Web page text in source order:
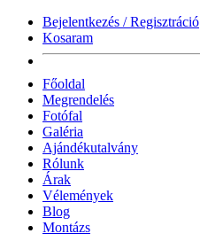
Bejelentkezés / Regisztráció
Kosaram
Főoldal
Megrendelés
Fotófal
Galéria
Ajándékutalvány
Rólunk
Árak
Vélemények
Blog
Montázs